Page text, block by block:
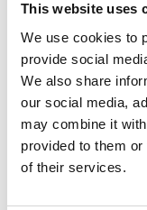
This website uses
We use cookies to
provide social
We also share
our social media,
may combine it
provided to them
of their services.